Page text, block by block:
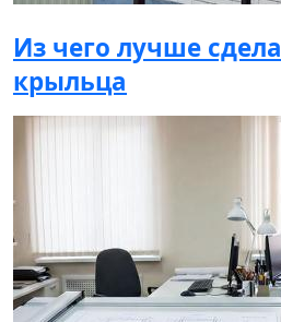
Из чего лучше
крыльца